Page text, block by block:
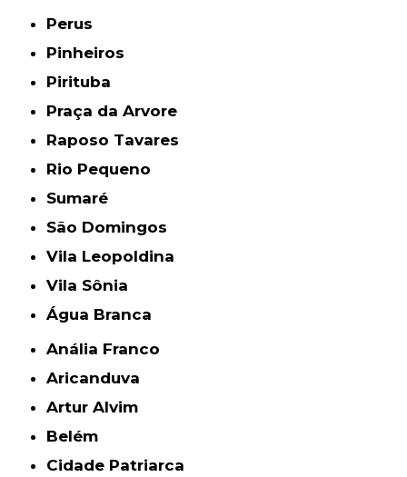
Perus
Pinheiros
Pirituba
Praça da Arvore
Raposo Tavares
Rio Pequeno
Sumaré
São Domingos
Vila Leopoldina
Vila Sônia
Água Branca
Anália Franco
Aricanduva
Artur Alvim
Belém
Cidade Patriarca